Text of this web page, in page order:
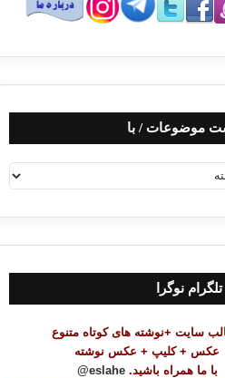
موضوعات / با
نوگرا
سایت +نوشته های کوتاه متنوع
عکس + کلیپ + عکس نوشته
با ما همراه باشید. eslahe@